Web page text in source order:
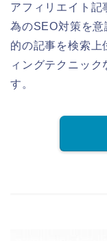
アフィリエイト記
為のSEO対策を意
的の記事を検索上
ィングテクニック
す。